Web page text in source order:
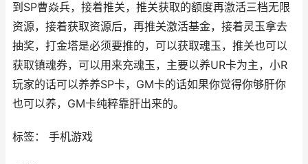
到SP曹焱兵，接着推关，推关获取的额度再激活三档无限
资源，接着获取资源后，再推关激活基金，接着灵玉拿去
抽奖，打金塔是必须要推的，可以获取魂玉，推关也可以
获取镇魂券，可以用来充魂玉，主要以养UR卡为主，小R
玩家的话可以养养SP卡，GM卡的话如果你觉得你够肝你
也可以养，GM卡纯粹靠肝出来的。
标签： 手机游戏